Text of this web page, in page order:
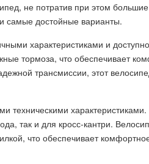
не потратив при этом большие
самые достойные варианты.
характеристиками и
тормоза, что обеспечивает
трансмиссии, этот
техническими
так и для кросс-кантри.
что обеспечивает